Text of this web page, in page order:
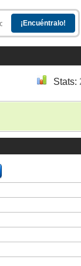
Stats: